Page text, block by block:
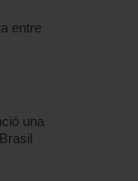
entre
una